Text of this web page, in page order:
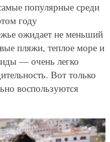
популярные среди
году
ожидает не меньший
пляжи, теплое море и
— очень легко
Вот только
воспользуются